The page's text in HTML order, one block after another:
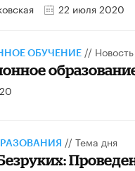
22 июля 2020
ОБУЧЕНИЕ // Новость
//Тема дня